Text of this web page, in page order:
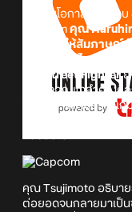
เนื่องในโอกาสครบรอ
Capcom คุณ
บริษัทได้ให้สัมภาษณ์
ทำให้แฟรนไชส์เรือธ
และ Street Fighterยั
แง้มว่ากุญแจสำคัญคื
โครงสร้างการสร้าง
มาเป็นการส
คุณ Tsujimoto อธิบาย
ต่อยอดจนกลายมาเป็